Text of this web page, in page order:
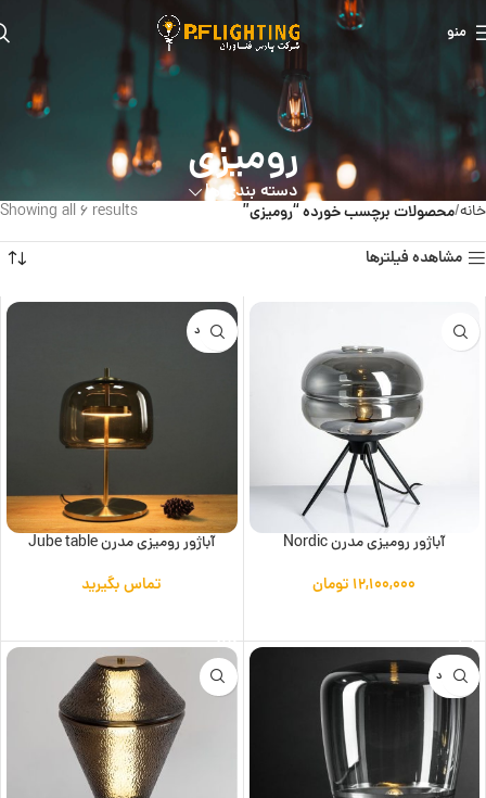
منو
رومیزی
دسته بندی ها
خانه محصولات برچسب خورده “رومیزی” Showing all 6 results
مشاهده فیلترها
آباژور رومیزی مدرن Nordic
۱۲,۱۰۰,۰۰۰ تومان
ناموجود
آباژور رومیزی مدرن Jube table
تماس بگیرید
ناموجود